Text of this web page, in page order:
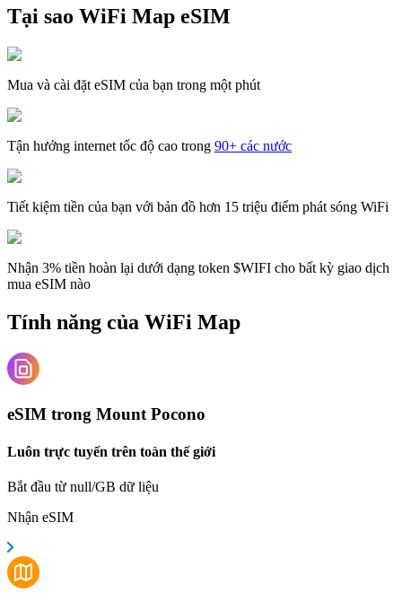
Tại sao WiFi Map eSIM
Mua và cài đặt eSIM của bạn trong một phút
Tận hưởng internet tốc độ cao trong 90+ các nước
Tiết kiệm tiền của bạn với bản đồ hơn 15 triệu điểm phát sóng WiFi
Nhận 3% tiền hoàn lại dưới dạng token $WIFI cho bất kỳ giao dịch
mua eSIM nào
Tính năng của WiFi Map
eSIM trong Mount Pocono
Luôn trực tuyến trên toàn thế giới
Bắt đầu từ null/GB dữ liệu
Nhận eSIM